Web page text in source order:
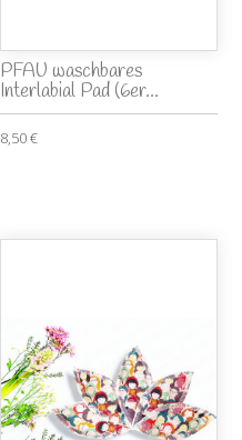
PFAU waschbares
Interlabial Pad (6er...
8,50 €